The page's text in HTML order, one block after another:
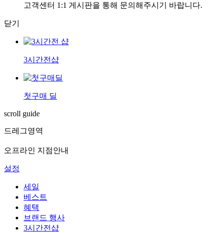
고객센터 1:1 게시판을 통해 문의해주시기 바랍니다.
닫기
3시간전샵
첫구매 딜
scroll guide
드레그영역
오프라인 지점안내
설정
세일
베스트
혜택
브랜드 행사
3시간전샵